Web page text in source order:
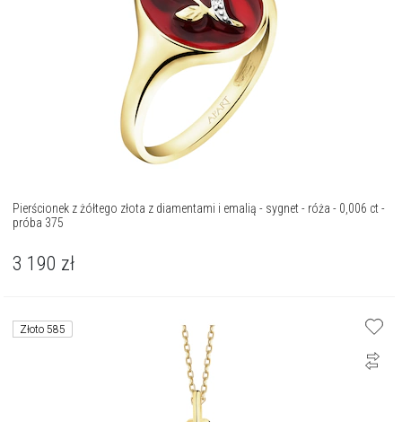
Pierścionek z żółtego złota z diamentami i emalią - sygnet - róża - 0,006 ct -
próba 375
3 190 zł
Złoto 585